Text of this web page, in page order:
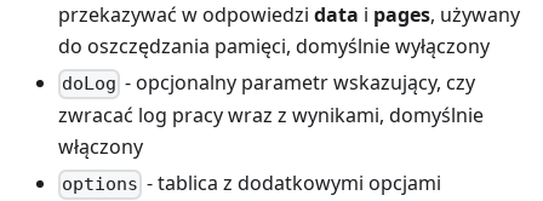
przekazywać w odpowiedzi data i pages, używany
do oszczędzania pamięci, domyślnie wyłączony
doLog - opcjonalny parametr wskazujący, czy
zwracać log pracy wraz z wynikami, domyślnie
włączony
options - tablica z dodatkowymi opcjami